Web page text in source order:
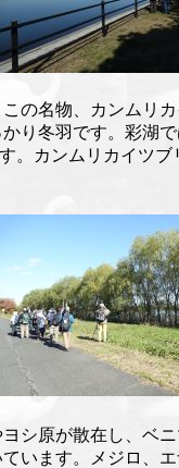
の名物、カンムリ
り冬羽です。彩湖
。カンムリカイツブ
シ原が散在し、ベ
います。メジロ、